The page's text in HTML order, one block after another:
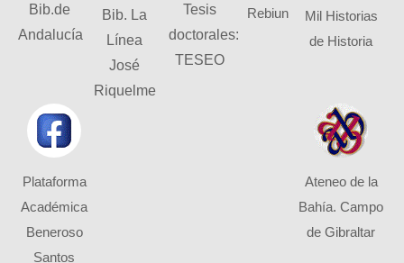
Bib.de
Andalucía
Bib. La
Línea
José
Riquelme
Tesis
doctorales:
TESEO
Rebiun
Mil Historias
de Historia
Plataforma
Académica
Beneroso
Santos
Ateneo de la
Bahía. Campo
de Gibraltar